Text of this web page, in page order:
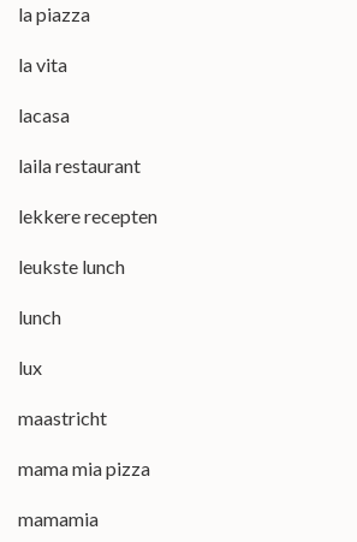
la piazza
la vita
lacasa
laila restaurant
lekkere recepten
leukste lunch
lunch
lux
maastricht
mama mia pizza
mamamia